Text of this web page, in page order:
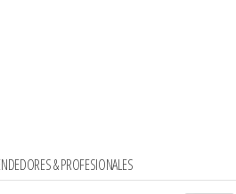
& PROFESIONALES